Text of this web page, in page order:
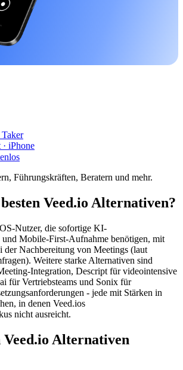
iPhone
Führungskräften, Beratern und mehr.
Veed.io Alternativen?
Nutzer, die sofortige KI-
und Mobile-First-Aufnahme benötigen, mit
der Nachbereitung von Meetings (laut
Weitere starke Alternativen sind
Integration, Descript für videointensive
für Vertriebsteams und Sonix für
- jede mit Stärken in
in denen Veed.ios
nicht ausreicht.
Alternativen